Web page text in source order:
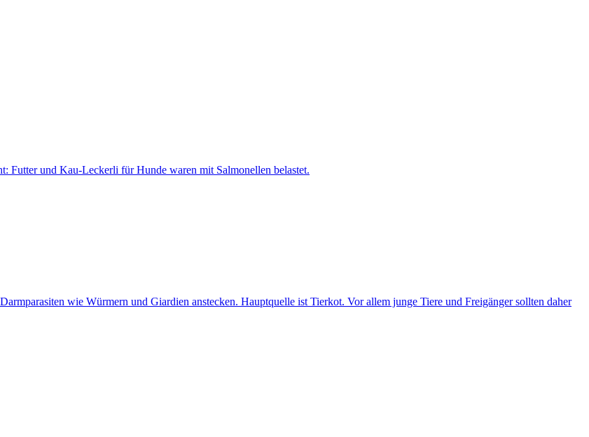
Futter und Kau-Leckerli für Hunde waren mit Salmonellen belastet.
wie Würmern und Giardien anstecken. Hauptquelle ist Tierkot. Vor allem junge Tiere und Freigänger sollten daher